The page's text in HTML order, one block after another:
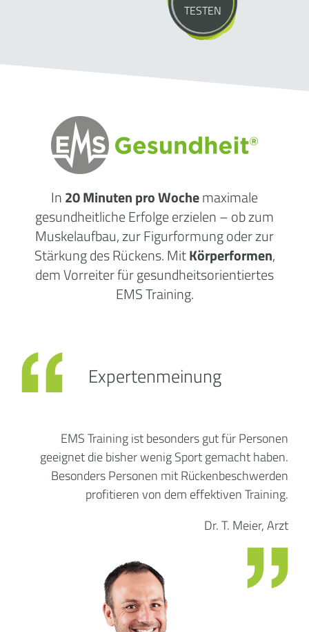
TESTEN
In20 Minuten pro Wochemaximale
gesundheitlicheErfolgeerzielen – ob zum
Muskelaufbau, zur Figurformung oder zur
Stärkung des Rückens. MitKörperformen,
dem Vorreiter für gesundheitsorientiertes
EMS Training.
EMS Training ist besonders gut für Personen
geeignet die bisher wenig Sport gemacht haben.
Besonders Personen mit Rückenbeschwerden
profitieren von dem effektiven Training.
Dr. T. Meier, Arzt
Expertenmeinung